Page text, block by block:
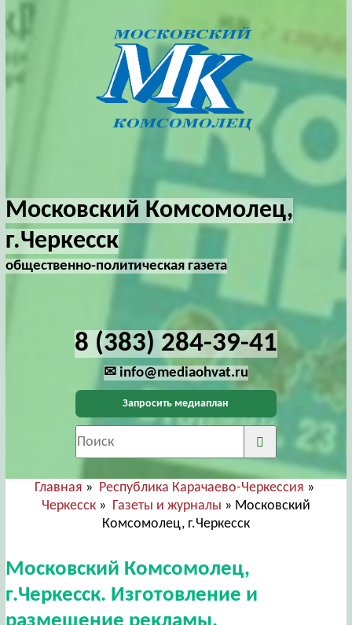
Московский Комсомолец,
г.Черкесск
общественно-политическая газета
8 (383) 284-39-41
✉ info@mediaohvat.ru
Запросить медиаплан
Главная » Республика Карачаево-Черкессия »
Черкесск» Газеты и журналы » Московский
Комсомолец, г.Черкесск
Московский Комсомолец,
г.Черкесск. Изготовление и